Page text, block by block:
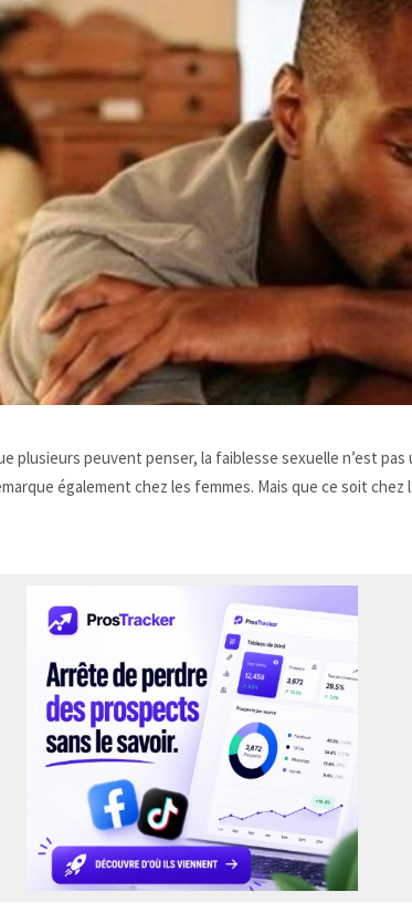
plusieurs peuvent penser, la faiblesse sexuelle n’est
également chez les femmes. Mais que ce soit chez